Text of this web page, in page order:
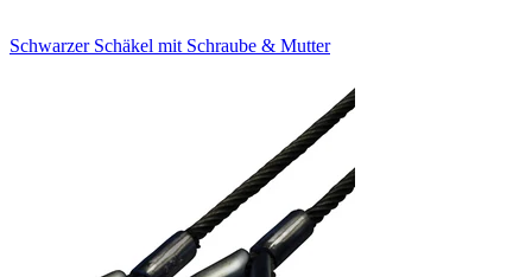
Schwarzer Schäkel mit Schraube & Mutter